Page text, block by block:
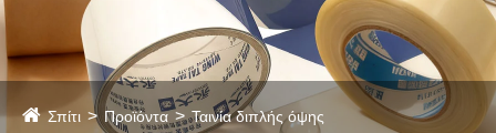
Σπίτι Προϊόντα
Ταινία διπλής όψης